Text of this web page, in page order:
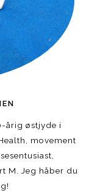
årig østjyde i
movement
M. Jeg håber du